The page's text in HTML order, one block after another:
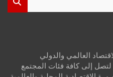
العالمي والدولي
إلى كافة فئات المجتمع